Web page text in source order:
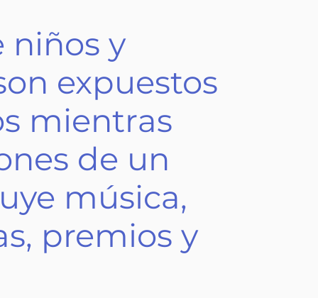
niños y
expuestos
mientras
de un
música,
premios y